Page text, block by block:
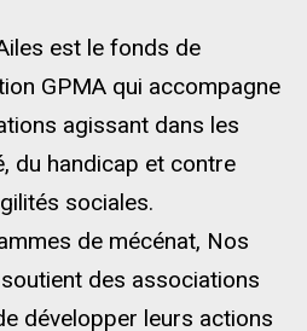
est le fonds de
GPMA qui accompagne
agissant dans les
du handicap et contre
sociales.
de mécénat, Nos
des associations
développer leurs actions